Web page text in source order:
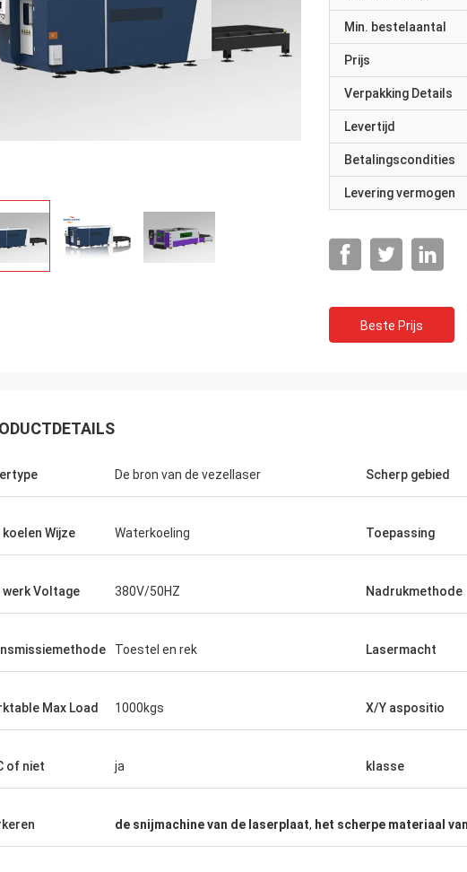
De goed gebouwde machine kijkt stevig….
Dank voor
worden goed
Min. bestelaantal
Prijs
Verpakking Details
Levertijd
Betalingscondities
Levering vermogen
Beste Prijs
De bron van de vezellaser Scherp gebied
koelen Wijze Waterkoeling Toepassing
werk Voltage 380V/50HZ Nadrukmethode
Toestel en rek Lasermacht
Max Load 1000kgs X/Y aspositio
of niet ja klasse
de snijmachine van de laserplaat, het scherpe materiaal